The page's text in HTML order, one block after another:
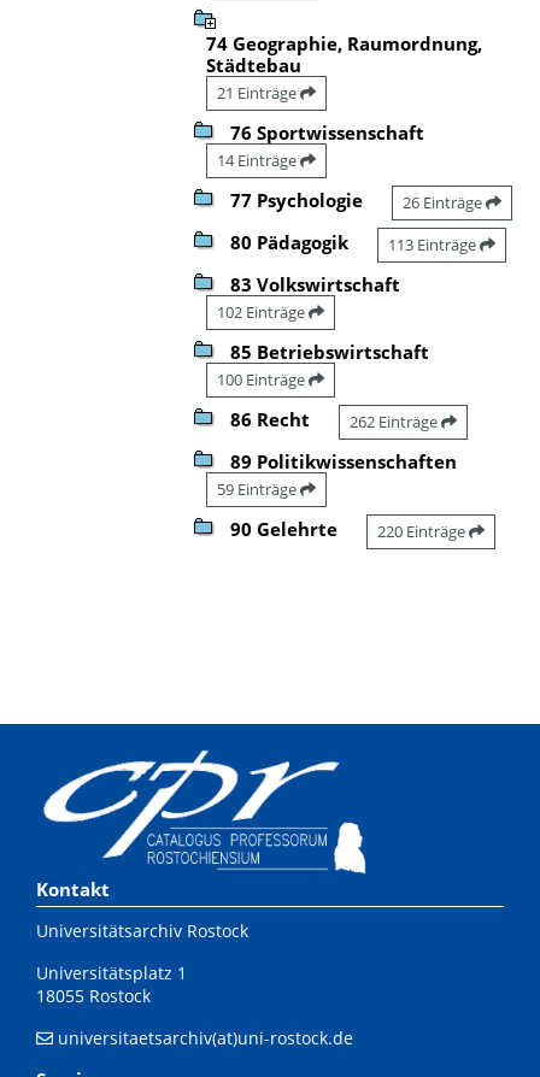
74 Geographie, Raumordnung,
Städtebau
21 Einträge
76 Sportwissenschaft
14 Einträge
77 Psychologie 26 Einträge
80 Pädagogik 113 Einträge
83 Volkswirtschaft
102 Einträge
85 Betriebswirtschaft
100 Einträge
86 Recht 262 Einträge
89 Politikwissenschaften
59 Einträge
90 Gelehrte 220 Einträge
Kontakt
Universitätsarchiv Rostock
Universitätsplatz 1
18055 Rostock
universitaetsarchiv(at)uni-rostock.de